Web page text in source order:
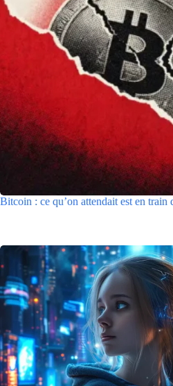
Bitcoin : ce qu’on attendait est en train